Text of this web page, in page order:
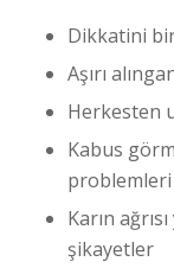
Dikkatini
Aşırı
Herkesten
Kabus
problemleri
Karın
şikayetler